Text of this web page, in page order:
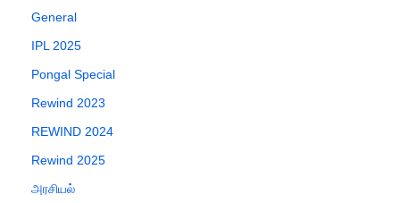
General
IPL 2025
Pongal Special
Rewind 2023
REWIND 2024
Rewind 2025
அரசியல்